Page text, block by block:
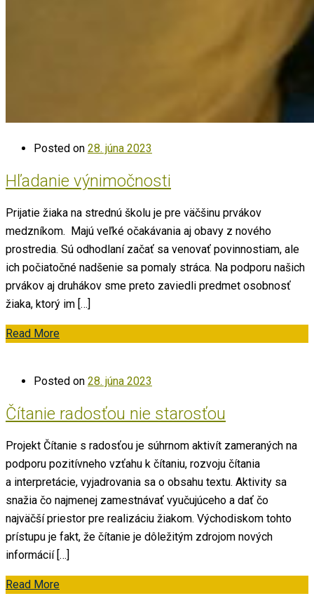
Posted on 28. júna 2023
Hľadanie výnimočnosti
Prijatie žiaka na strednú školu je pre väčšinu prvákov
medzníkom. Majú veľké očakávania aj obavy z nového
prostredia. Sú odhodlaní začať sa venovať povinnostiam, ale
ich počiatočné nadšenie sa pomaly stráca. Na podporu našich
prvákov aj druhákov sme preto zaviedli predmet osobnosť
žiaka, ktorý im […]
Read More
Posted on 28. júna 2023
Čítanie radosťou nie starosťou
Projekt Čítanie s radosťou je súhrnom aktivít zameraných na
podporu pozitívneho vzťahu k čítaniu, rozvoju čítania
a interpretácie, vyjadrovania sa o obsahu textu. Aktivity sa
snažia čo najmenej zamestnávať vyučujúceho a dať čo
najväčší priestor pre realizáciu žiakom. Východiskom tohto
prístupu je fakt, že čítanie je dôležitým zdrojom nových
informácií […]
Read More